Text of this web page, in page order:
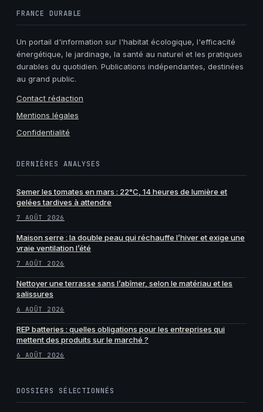
FRANCE DURABLE
Un portail d'information sur l'habitat écologique, l'efficacité
énergétique, le jardinage, la santé au naturel et les pratiques
durables du quotidien. Publications indépendantes, destinées
au grand public.
Contact rédaction
Mentions légales
Confidentialité
DERNIÈRES ANALYSES
Semer les tomates en mars : 22°C, 14 heures de lumière et
gelées tardives à attendre
7 AOÛT 2026
Maison serre : la double peau qui réchauffe l’hiver et exige une
vraie ventilation l’été
7 AOÛT 2026
Nettoyer une terrasse sans l’abîmer, selon le matériau et les
salissures
6 AOÛT 2026
REP batteries : quelles obligations pour les entreprises qui
mettent des produits sur le marché ?
6 AOÛT 2026
DOSSIERS SÉLECTIONNÉS